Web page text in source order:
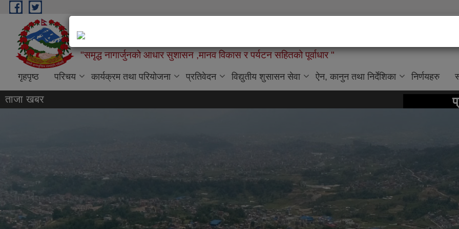
Skip to main content
नागार्जुन नगरपालिका,नगर कार्यपालिकाको कार्यालय
"समृद्ध नागार्जुनको आधार सुशासन ,मानव विकास र पर्यटन सहितको पूर्वाधार "
गृहपृष्ठ परिचय कार्यक्रम तथा परियोजना प्रतिवेदन विद्युतीय शुसासन सेवा ऐन, कानुन तथा निर्देशिका निर्णयहरु
ताजा खबर